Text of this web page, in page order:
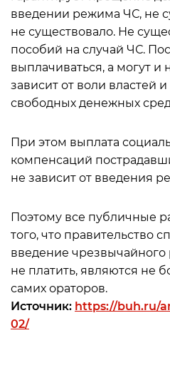
введении режима ЧС, не
не существовало. Не
пособий на случай ЧС.
выплачиваться, а могут и
зависит от воли властей
свободных денежных
При этом выплата
компенсаций
не зависит от введения
Поэтому все публичные
того, что правительство
введение
не платить, являются не
самих ораторов.
Источник: https://buh.ru/
02/